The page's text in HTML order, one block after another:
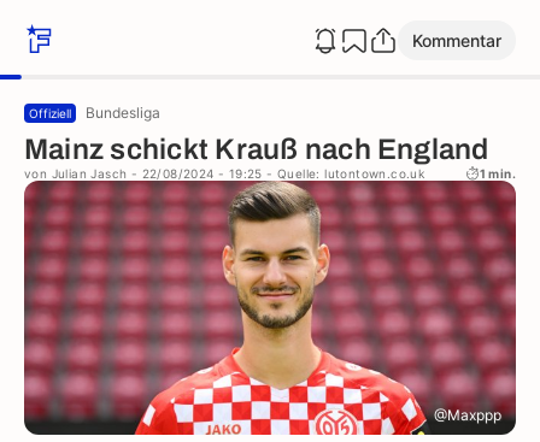
Kommentar
Offiziell Bundesliga
Mainz schickt Krauß nach England
von Julian Jasch - 22/08/2024 - 19:25 - Quelle: lutontown.co.uk 1 min.
@Maxppp